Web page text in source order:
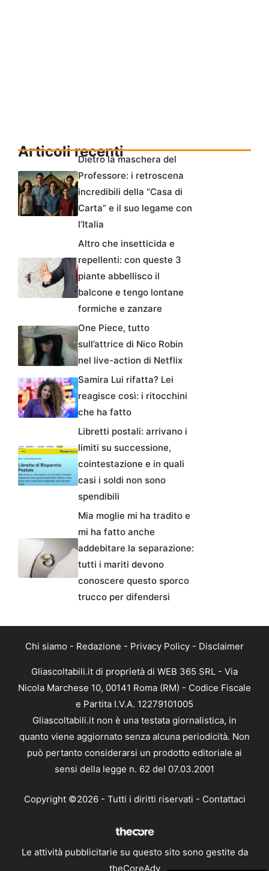
Articoli recentiDietro la maschera del
Professore: i retroscena
incredibili della “Casa di
Carta” e il suo legame con
l’Italia
Altro che insetticida e
repellenti: con queste 3
piante abbellisco il
balcone e tengo lontane
formiche e zanzare
One Piece, tutto
sull’attrice di Nico Robin
nel live-action di Netflix
Samira Lui rifatta? Lei
reagisce così: i ritocchini
che ha fatto
Libretti postali: arrivano i
limiti su successione,
cointestazione e in quali
casi i soldi non sono
spendibili
Mia moglie mi ha tradito e
mi ha fatto anche
addebitare la separazione:
tutti i mariti devono
conoscere questo sporco
trucco per difendersi
Chi siamo - Redazione - Privacy Policy - Disclaimer
Gliascoltabili.it di proprietà di WEB 365 SRL - Via
Nicola Marchese 10, 00141 Roma (RM) - Codice Fiscale
e Partita I.V.A. 12279101005
Gliascoltabili.it non è una testata giornalistica, in
quanto viene aggiornato senza alcuna periodicità. Non
può pertanto considerarsi un prodotto editoriale ai
sensi della legge n. 62 del 07.03.2001
Copyright ©2026 - Tutti i diritti riservati - Contattaci
Le attività pubblicitarie su questo sito sono gestite da
theCoreAdv